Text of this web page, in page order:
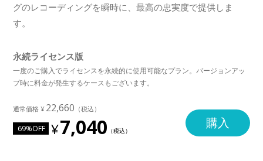
グのレコーディングを瞬時に、最高の忠実度で提供しま
す。
永続ライセンス版
一度のご購入でライセンスを永続的に使用可能なプラン。バージョンアッ
プ時に料金が発生するケースもございます。
22,660
69%OFF 7,040 購入